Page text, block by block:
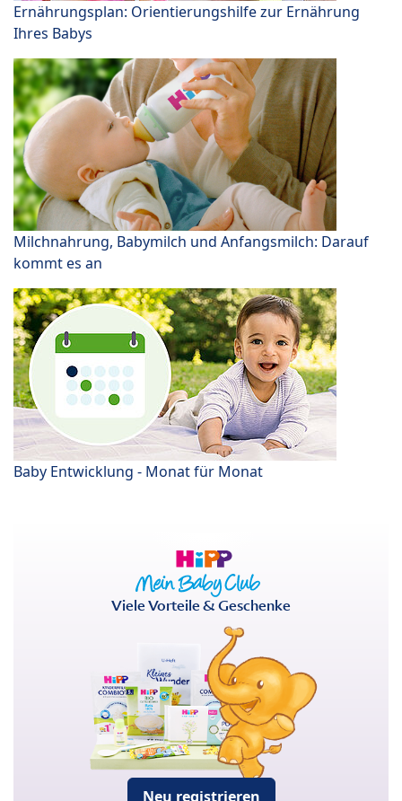
Ernährungsplan: Orientierungshilfe zur Ernährung
Ihres Babys
Milchnahrung, Babymilch und Anfangsmilch: Darauf
kommt es an
Baby Entwicklung - Monat für Monat
Viele Vorteile & Geschenke
Neu registrieren